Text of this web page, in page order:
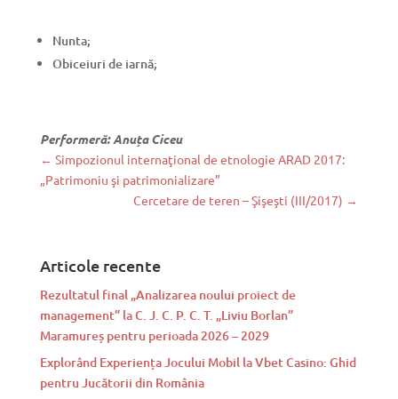
Nunta;
Obiceiuri de iarnă;
Performeră: Anuța Ciceu
← Simpozionul internaţional de etnologie ARAD 2017:
„Patrimoniu şi patrimonializare”
Cercetare de teren – Şişeşti (III/2017) →
Articole recente
Rezultatul final „Analizarea noului proiect de
management” la C. J. C. P. C. T. „Liviu Borlan”
Maramureș pentru perioada 2026 – 2029
Explorând Experiența Jocului Mobil la Vbet Casino: Ghid
pentru Jucătorii din România